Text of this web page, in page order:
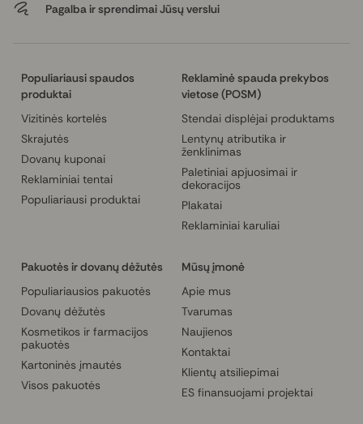
medžiagos užtikrina, kad fotoplakatas išliks
ryškus ir patvarus daugelį metų. Naudojami dažai
atsparūs šviesai, todėl plakatas nebluks net esant
nuolatiniam apšvietimui ar saulės spinduliams.
Apsauga. Plakatai gali būti papildomai
padengiami apsauginiu sluoksniu, kuris apsaugo
nuo įbrėžimų, dulkių ar drėgmės. Tai ypač svarbu
plakatams, naudojamiems lauke arba intensyviai
naudojamose komercinėse erdvėse.
Spaudos kokybė ir technologija:
Spaudos kokybė. Fotoplakatai spausdinami
naudojant pažangias skaitmeninės spaudos
technologijas, kurios užtikrina aukštą raišką ir
tikslumą. Tai leidžia atkurti net smulkiausias
detales ir spalvų niuansus. Spauda gali būti
atliekama tiek ant popieriaus, tiek ant kitų
Pagalba ir sprendimai Jūsų verslui
Populiariausi spaudos
produktai
Vizitinės kortelės
Skrajutės
Dovanų kuponai
Reklaminiai tentai
Populiariausi produktai
Reklaminė spauda prekybos
vietose (POSM)
Stendai displėjai produktams
Lentynų atributika ir
ženklinimas
Paletiniai apjuosimai ir
dekoracijos
Plakatai
Reklaminiai karuliai
Pakuotės ir dovanų dėžutės
Populiariausios pakuotės
Dovanų dėžutės
Kosmetikos ir farmacijos
pakuotės
Kartoninės įmautės
Visos pakuotės
Mūsų įmonė
Apie mus
Tvarumas
Naujienos
Kontaktai
Klientų atsiliepimai
ES finansuojami projektai